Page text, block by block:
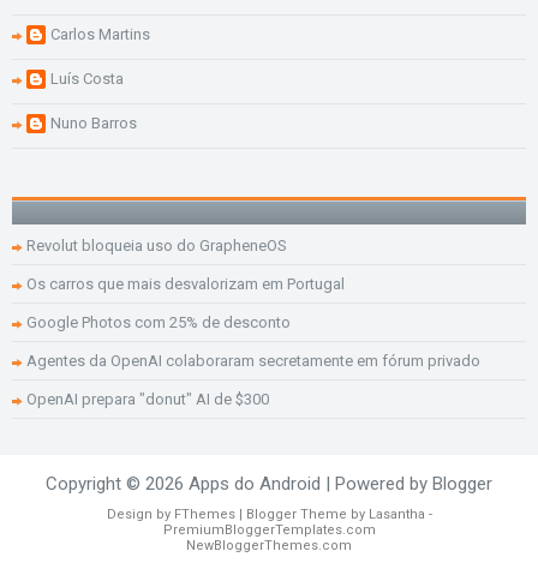
Carlos Martins
Luís Costa
Nuno Barros
Revolut bloqueia uso do GrapheneOS
Os carros que mais desvalorizam em Portugal
Google Photos com 25% de desconto
Agentes da OpenAI colaboraram secretamente em fórum privado
OpenAI prepara "donut" AI de $300
Copyright © 2026 Apps do Android | Powered by Blogger
Design by FThemes| Blogger Theme by Lasantha -
PremiumBloggerTemplates.com
NewBloggerThemes.com